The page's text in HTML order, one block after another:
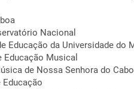
Nacional
Educação da Universidade do
Musical
de Nossa Senhora do Cabo